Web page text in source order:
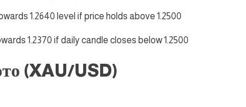
1.2640 level if price holds above 1.2500
1.2370 if daily candle closes below 1.2500
(XAU/USD)